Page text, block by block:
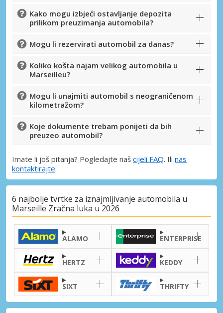
Kako mogu izbjeći ostavljanje depozita
prilikom preuzimanja automobila?
Mogu li rezervirati automobil za danas?
Koliko košta najam velikog automobila u
Marseilleu?
Mogu li unajmiti automobil s neograničenom
kilometražom?
Koje dokumente trebam ponijeti da bih
preuzeo automobil?
Imate li još pitanja? Pogledajte naš cijeli FAQ. Ili nas
kontaktirajte.
6 najbolje tvrtke za iznajmljivanje automobila u
Marseille Zračna luka u 2026
ALAMO ENTERPRISE
HERTZ KEDDY
SIXT THRIFTY